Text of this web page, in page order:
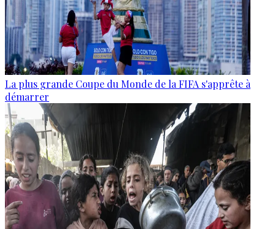
La plus grande Coupe du Monde de la FIFA s'apprête à
démarrer